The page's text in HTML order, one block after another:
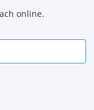
online.